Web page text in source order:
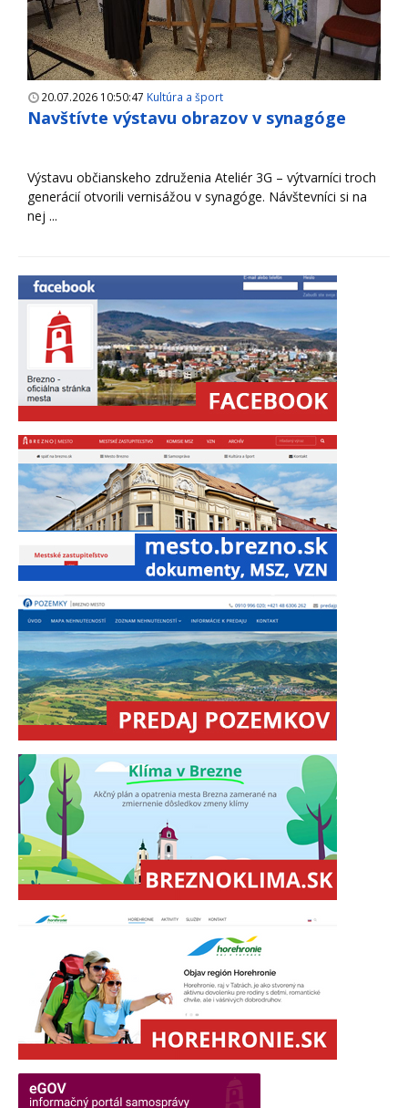
20.07.2026 10:50:47 Kultúra a šport
Navštívte výstavu obrazov v synagóge
Výstavu občianskeho združenia Ateliér 3G – výtvarníci troch
generácií otvorili vernisážou v synagóge. Návštevníci si na
nej ...